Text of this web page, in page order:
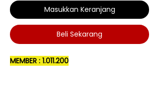
Masukkan Keranjang
Beli Sekarang
MEMBER : 1.011.200